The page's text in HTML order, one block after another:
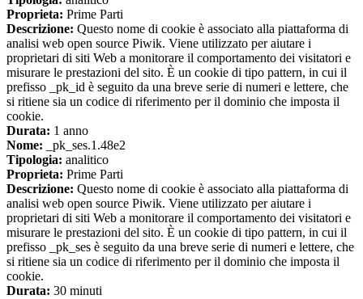
Proprieta: Prime Parti
Descrizione: Questo nome di cookie è associato alla piattaforma di
analisi web open source Piwik. Viene utilizzato per aiutare i
proprietari di siti Web a monitorare il comportamento dei visitatori e
misurare le prestazioni del sito. È un cookie di tipo pattern, in cui il
prefisso _pk_id è seguito da una breve serie di numeri e lettere, che
si ritiene sia un codice di riferimento per il dominio che imposta il
cookie.
Durata: 1 anno
Nome: _pk_ses.1.48e2
Tipologia: analitico
Proprieta: Prime Parti
Descrizione: Questo nome di cookie è associato alla piattaforma di
analisi web open source Piwik. Viene utilizzato per aiutare i
proprietari di siti Web a monitorare il comportamento dei visitatori e
misurare le prestazioni del sito. È un cookie di tipo pattern, in cui il
prefisso _pk_ses è seguito da una breve serie di numeri e lettere, che
si ritiene sia un codice di riferimento per il dominio che imposta il
cookie.
Durata: 30 minuti